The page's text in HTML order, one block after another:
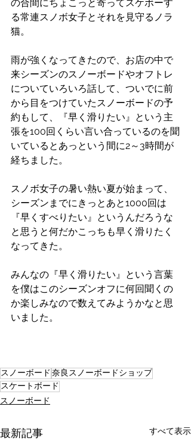
の合間にちょこっと寄ってスケボーす
る常連スノボ女子とそれを見守るノラ
猫。
雨が強くなってきたので、お店の中で
来シーズンのスノーボードやオフトレ
についていろいろ話して、ついでに前
から目をつけていたスノーボードの予
約もして、『早く滑りたい』という主
張を100回くらい言い合っているのを聞
いているとあっという間に2～3時間が
経ちました。
スノボ女子の暑い熱い夏が始まって、
シーズンまでにきっとあと1000回は
『早くすべりたい』というんだろうな
と思うと何だかこっちも早く滑りたく
なってきた。
みんなの『早く滑りたい』という言葉
を僕はこのシーズンオフに何回聞くの
か楽しみなので数えてみようかなと思
いました。
スノーボード 奈良スノーボードショップ
スケートボード
スノーボード
最新記事 すべて表示